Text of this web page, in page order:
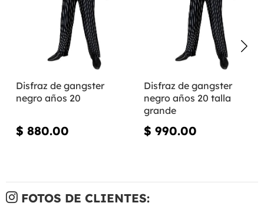
Disfraz de gangster
negro años 20
$ 880.00
Disfraz de gangster
negro años 20 talla
grande
$ 990.00
FOTOS DE CLIENTES: